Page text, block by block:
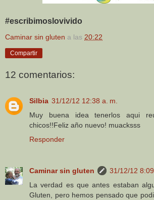
#escribimoslovivido
Caminar sin gluten a las 20:22
Compartir
12 comentarios:
Silbia 31/12/12 12:38 a. m.
Muy buena idea tenerlos aqui
chicos!!Feliz año nuevo! muacksss
Responder
Caminar sin gluten
31/12/12
La verdad es que antes estaban
Gluten, pero hemos pensado que